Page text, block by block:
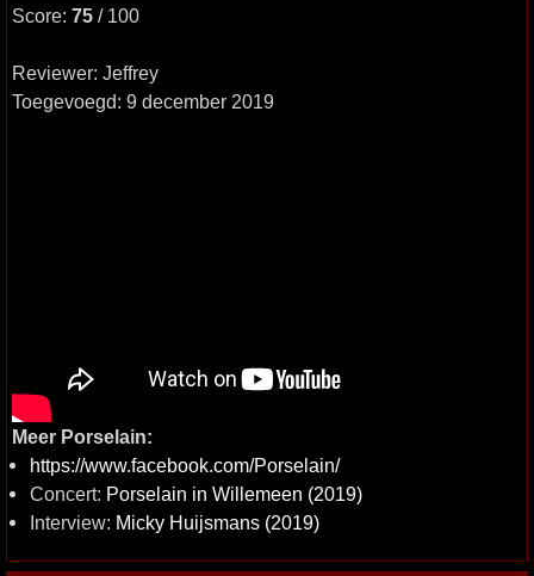
Score: 75 / 100
Reviewer: Jeffrey
Toegevoegd: 9 december 2019
Meer Porselain:
https://www.facebook.com/Porselain/
Concert: Porselain in Willemeen (2019)
Interview: Micky Huijsmans (2019)